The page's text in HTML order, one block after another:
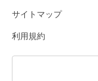
サイトマップ
利用規約